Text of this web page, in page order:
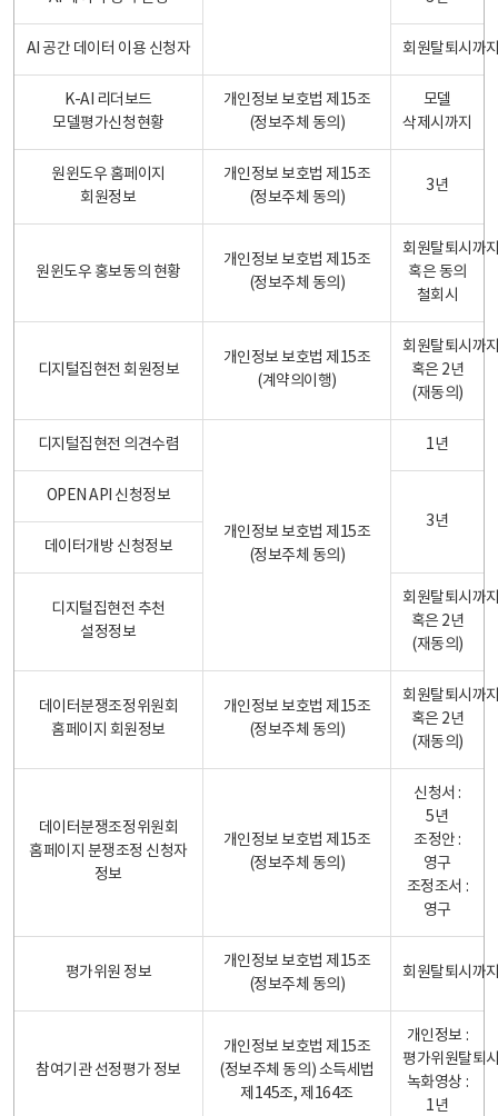
AI 공간 데이터 이용 신청자 회원탈퇴시까
K-AI 리더보드
모델평가신청현황
개인정보 보호법 제15조
(정보주체 동의)
모델
삭제시까지
원윈도우 홈페이지
회원정보
개인정보 보호법 제15조
(정보주체 동의)
3년
원윈도우 홍보동의 현황
개인정보 보호법 제15조
(정보주체 동의)
회원탈퇴시까
혹은 동의
철회시
디지털집현전 회원정보
개인정보 보호법 제15조
(계약의이행)
회원탈퇴시까
혹은 2년
(재동의)
디지털집현전 의견수렴
개인정보 보호법 제15조
(정보주체 동의)
1년
OPEN API 신청정보
3년
데이터개방 신청정보
디지털집현전 추천
설정정보
회원탈퇴시까
혹은 2년
(재동의)
데이터분쟁조정위원회
홈페이지 회원정보
개인정보 보호법 제15조
(정보주체 동의)
회원탈퇴시까
혹은 2년
(재동의)
데이터분쟁조정위원회
홈페이지 분쟁조정 신청자
정보
개인정보 보호법 제15조
(정보주체 동의)
신청서 :
5년
조정안 :
영구
조정조서 :
영구
평가위원 정보
개인정보 보호법 제15조
(정보주체 동의)
회원탈퇴시까
참여기관 선정평가 정보
개인정보 보호법 제15조
(정보주체 동의) 소득세법
제145조, 제164조
개인정보 :
평가위원탈퇴
녹화영상 :
1년